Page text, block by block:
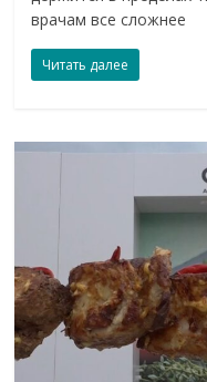
врачам все сложнее
Читать далее